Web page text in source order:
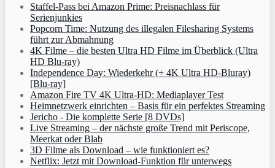
Staffel-Pass bei Amazon Prime: Preisnachlass für
Serienjunkies
Popcorn Time: Nutzung des illegalen Filesharing Systems
führt zur Abmahnung
4K Filme – die besten Ultra HD Filme im Überblick (Ultra
HD Blu-ray)
Independence Day: Wiederkehr (+ 4K Ultra HD-Bluray)
[Blu-ray]
Amazon Fire TV 4K Ultra-HD: Mediaplayer Test
Heimnetzwerk einrichten – Basis für ein perfektes Streaming
Jericho - Die komplette Serie [8 DVDs]
Live Streaming – der nächste große Trend mit Periscope,
Meerkat oder Blab
3D Filme als Download – wie funktioniert es?
Netflix: Jetzt mit Download-Funktion für unterwegs